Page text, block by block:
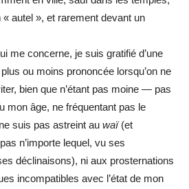
« autel », et rarement devant un
me concerne, je suis gratifié d’une
ou moins prononcée lorsqu’on ne
bien que n’étant pas moine — pas
mon âge, ne fréquentant pas le
suis pas astreint au waï(et
n’importe lequel, vu ses
déclinaisons), ni aux prosternations
incompatibles avec l’état de mon